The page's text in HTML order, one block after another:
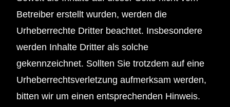
Betreiber erstellt wurden, werden die
Urheberrechte Dritter beachtet. Insbesondere
werden Inhalte Dritter als solche
gekennzeichnet. Sollten Sie trotzdem auf eine
Urheberrechtsverletzung aufmerksam werden,
bitten wir um einen entsprechenden Hinweis.